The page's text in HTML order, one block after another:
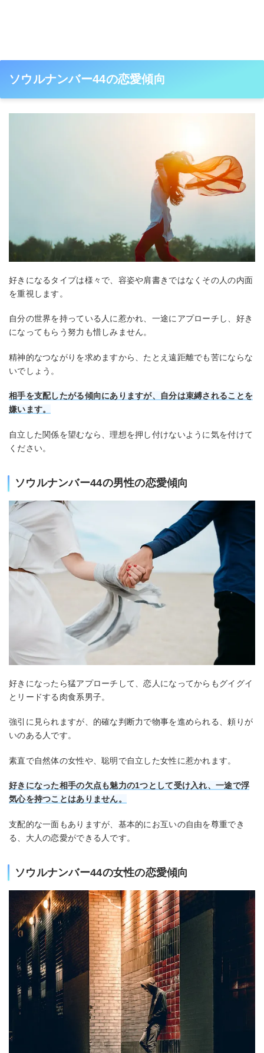
ソウルナンバー44の恋愛傾向
好きになるタイプは様々で、容姿や肩書きではなくその人の内面
を重視します。
自分の世界を持っている人に惹かれ、一途にアプローチし、好き
になってもらう努力も惜しみません。
精神的なつながりを求めますから、たとえ遠距離でも苦にならな
いでしょう。
相手を支配したがる傾向にありますが、自分は束縛されることを
嫌います。
自立した関係を望むなら、理想を押し付けないように気を付けて
ください。
ソウルナンバー44の男性の恋愛傾向
好きになったら猛アプローチして、恋人になってからもグイグイ
とリードする肉食系男子。
強引に見られますが、的確な判断力で物事を進められる、頼りが
いのある人です。
素直で自然体の女性や、聡明で自立した女性に惹かれます。
好きになった相手の欠点も魅力の1つとして受け入れ、一途で浮
気心を持つことはありません。
支配的な一面もありますが、基本的にお互いの自由を尊重でき
る、大人の恋愛ができる人です。
ソウルナンバー44の女性の恋愛傾向